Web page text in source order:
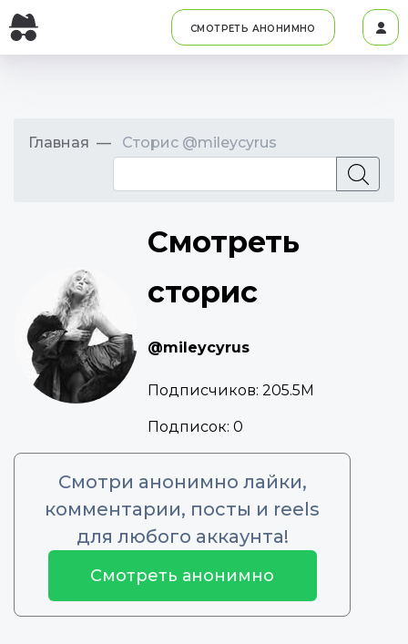
СМОТРЕТЬ АНОНИМНО
Главная Сторис @mileycyrus
Смотреть
сторис
@mileycyrus
Подписчиков: 205.5M
Подписок: 0
Смотри анонимно лайки,
комментарии, посты и reels
для любого аккаунта!
Смотреть анонимно